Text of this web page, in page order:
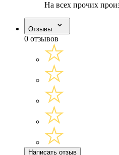
На всех прочих
Отзывы
0 отзывов
Написать отзыв